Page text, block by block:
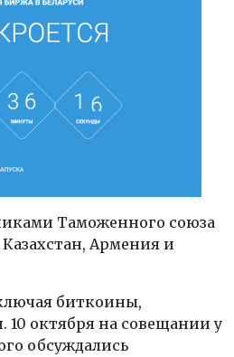
Таможенного союза
Армения и
биткоины,
10 октября на совещании у
обсуждались